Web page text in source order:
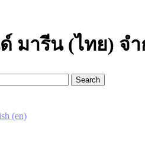
มารีน (ไทย) จ